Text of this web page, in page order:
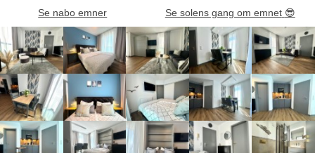
Se nabo emner Se solens gang om emnet 😎